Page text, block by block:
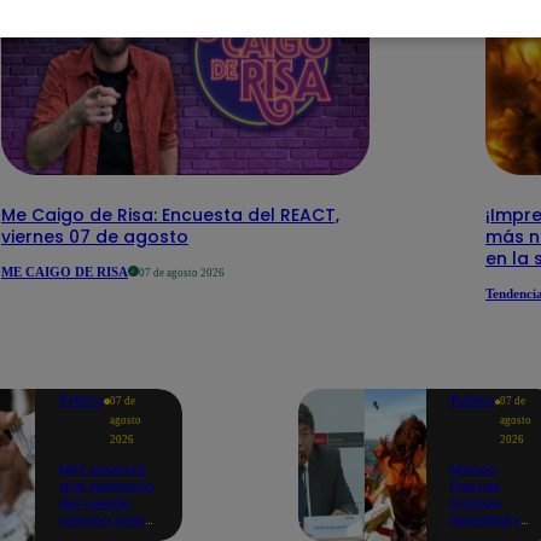
Me Caigo de Risa: Encuesta del REACT,
viernes 07 de agosto
ME CAIGO DE RISA 07 de agosto 2026
más
en la
Política
07 de
agosto
2026
MEF anuncia
que aumento
del sueldo
mínimo será
Política 07 de
agosto
2026
Menos
Fiestas
Patrias,
Navidad y